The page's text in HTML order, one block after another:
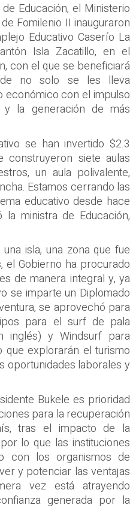
Educación, el Ministerio
Fomilenio II inauguraron
Educativo Caserío La
Isla Zacatillo, en el
con el que se beneficiará
no solo se les lleva
económico con el impulso
la generación de más
se han invertido $2.3
siete aulas
un aula polivalente,
Estamos cerrando las
educativo desde hace
ministra de Educación,
isla, una zona que fue
el Gobierno ha procurado
de manera integral y, ya
se imparte un Diplomado
se aprovechó para
para el surf de pala
inglés) y Windsurf para
que explorarán el turismo
oportunidades laborales y
Bukele es prioridad
para la recuperación
tras el impacto de la
lo que las instituciones
con los organismos de
y potenciar las ventajas
vez está atrayendo
generada por la